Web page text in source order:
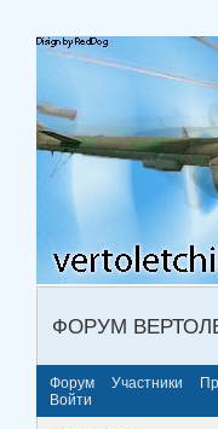
ФОРУМ
Форум Участники
Войти